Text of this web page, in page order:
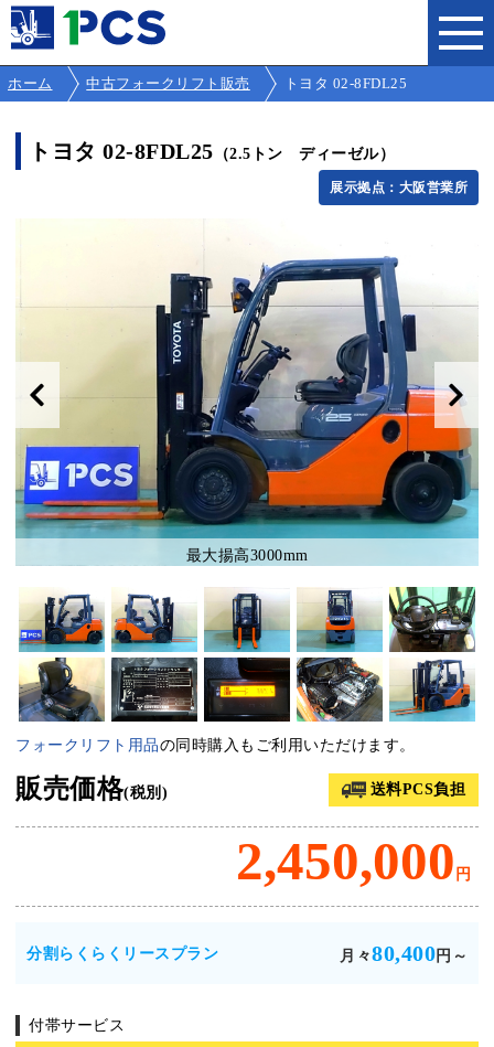
ホーム 中古フォークリフト販売 トヨタ 02-8FDL25
トヨタ 02-8FDL25 （2.5トン ディーゼル）
展示拠点：大阪営業所
最大揚高3000mm
フォークリフト用品の同時購入もご利用いただけます。
販売価格(税別) 送料PCS負担
2,450,000 円
分割らくらくリースプラン 月々80,400 円～
付帯サービス